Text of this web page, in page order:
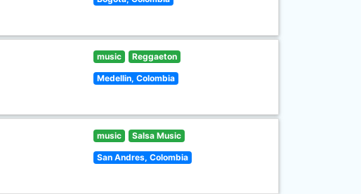
music Reggaeton
Medellin, Colombia
music Salsa Music
San Andres, Colombia